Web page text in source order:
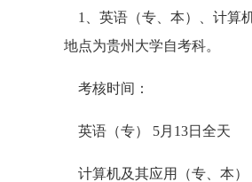
1、英语（专、本）、计算
地点为贵州大学自考科。
考核时间：
英语（专） 5月13日全天
计算机及其应用（专、本）